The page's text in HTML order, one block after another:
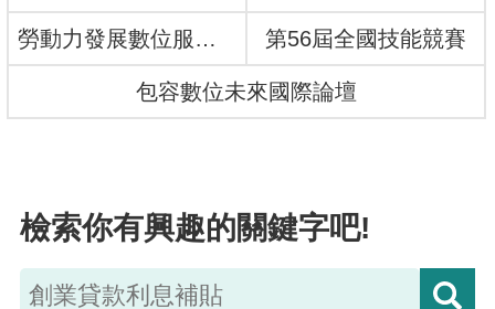
發
布
為
務
業
勞動力發展數位服務平台 第56屆全國技能競賽
包容數位未來國際論壇
檢索你有興趣的關鍵字吧!